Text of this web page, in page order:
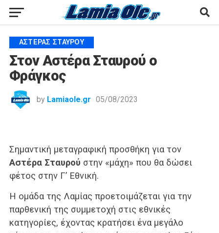
ΑΣΤΈΡΑΣ ΣΤΑΥΡΟΎ
Στον Αστέρα Σταυρού ο
Φράγκος
by Lamiaole.gr 05/08/2023
Σημαντική μεταγραφική προσθήκη για τον
Αστέρα Σταυρού στην «μάχη» που θα δώσει
φέτος στην Γ’ Εθνική.
Η ομάδα της Λαμίας προετοιμάζεται για την
παρθενική της συμμετοχή στις εθνικές
κατηγορίες, έχοντας κρατήσει ένα μεγάλο